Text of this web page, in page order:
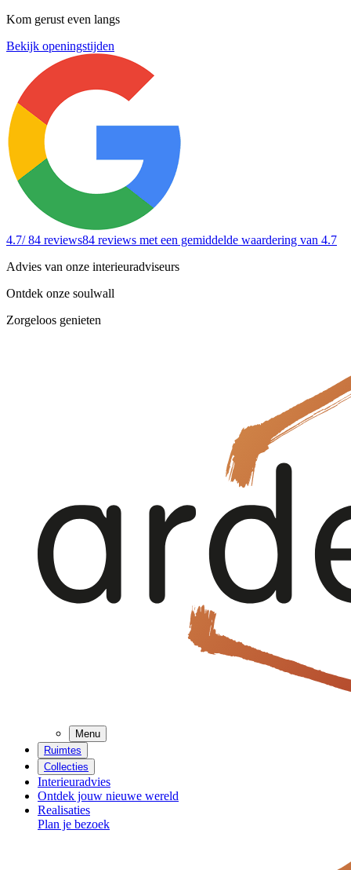
Kom gerust even langs
Bekijk openingstijden
4.7/ 84 reviews84 reviews met een gemiddelde waardering van 4.7
Advies van onze interieuradviseurs
Ontdek onze soulwall
Zorgeloos genieten
Menu
Ruimtes
Collecties
Interieuradvies
Ontdek jouw nieuwe wereld
Realisaties
Plan je bezoek